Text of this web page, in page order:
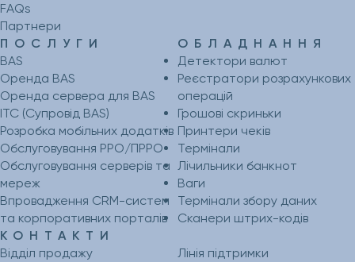
FAQs
Партнери
ПОСЛУГИ
BAS
Оренда BAS
Оренда сервера для BAS
ІТС (Супровід BAS)
Розробка мобільних додатків
Обслуговування РРО/ПРРО
Обслуговування серверів та
мереж
Впровадження CRM-систем
та корпоративних порталів
ОБЛАДНАННЯ
Детектори валют
Реєстратори розрахункових
операцій
Грошові скриньки
Принтери чеків
Термінали
Лічильники банкнот
Ваги
Термінали збору даних
Сканери штрих-кодів
КОНТАКТИ
Відділ продажу
Лінія підтримки